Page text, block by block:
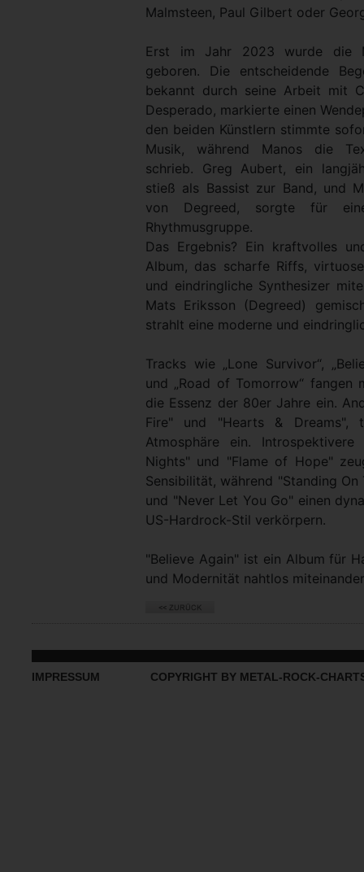
Malmsteen, Paul Gilbert oder
Erst im Jahr 2023 wurde die
geboren. Die entscheidende
bekannt durch seine Arbeit mit
Desperado, markierte einen
den beiden Künstlern stimmte
Musik, während Manos die
schrieb. Greg Aubert, ein
stieß als Bassist zur Band, und
von Degreed, sorgte für
Rhythmusgruppe.
Das Ergebnis? Ein kraftvolles
Album, das scharfe Riffs,
und eindringliche Synthesizer
Mats Eriksson (Degreed)
strahlt eine moderne und
Tracks wie „Lone Survivor“,
und „Road of Tomorrow“ fangen
die Essenz der 80er Jahre ein.
Fire" und "Hearts & Dreams",
Atmosphäre ein.
Nights" und "Flame of Hope"
Sensibilität, während "Standing
und "Never Let You Go" einen
US-Hardrock-Stil verkörpern.
"Believe Again" ist ein Album für
und Modernität nahtlos
IMPRESSUM COPYRIGHT BY METAL-ROCK-